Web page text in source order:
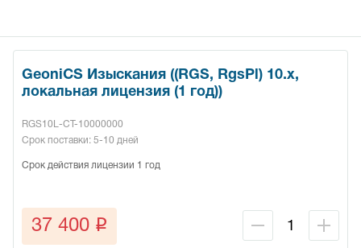
GeoniCS Изыскания ((RGS, RgsPl) 10.x,
локальная лицензия (1 год))
RGS10L-CT-10000000
Срок поставки: 5-10 дней
Срок действия лицензии 1 год
37 400 q